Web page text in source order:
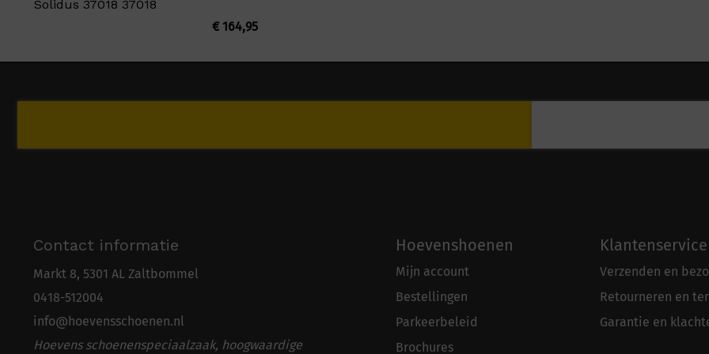
Solidus 37018 37018
€164,95
Contact informatie
Markt 8, 5301 AL Zaltbommel
0418-512004
info@hoevensschoenen.nl
Hoevens schoenenspeciaalzaak, hoogwaardige
Hoevenshoenen
Mijn account
Bestellingen
Parkeerbeleid
Brochures
Klantenservice
Verzenden en
Retourneren en
Garantie en